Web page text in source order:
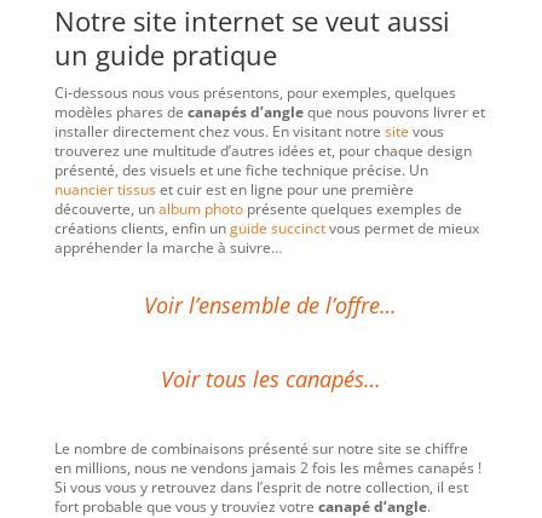
Notre site internet se veut aussi
un guide pratique
Ci-dessous nous vous présentons, pour exemples, quelques
modèles phares de canapés d’angleque nous pouvons livrer et
installer directement chez vous. En visitant notre site vous
trouverez une multitude d’autres idées et, pour chaque design
présenté, des visuels et une fiche technique précise. Un
nuancier tissuset cuir est en ligne pour une première
découverte, unalbum photoprésente quelques exemples de
créations clients, enfin unguide succinctvous permet de mieux
appréhender la marche à suivre…
Voir l’ensemble de l’offre…
Voir tous les canapés…
Le nombre de combinaisons présenté sur notre site se chiffre
en millions, nous ne vendons jamais 2 fois les mêmes canapés !
Si vous vous y retrouvez dans l’esprit de notre collection, il est
fort probable que vous y trouviez votre canapé d’angle.